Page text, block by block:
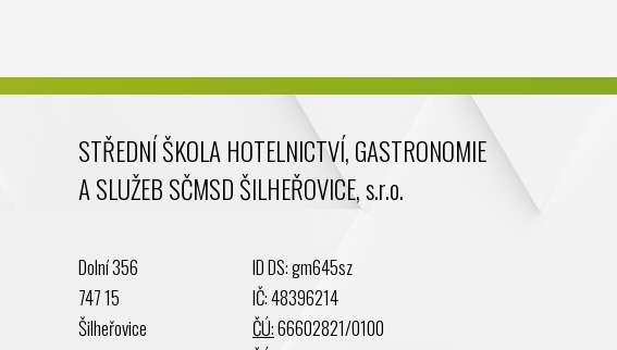
STŘEDNÍ ŠKOLA HOTELNICTVÍ, GASTRONOMIE
A SLUŽEB SČMSD ŠILHEŘOVICE, s.r.o.
Dolní 356
747 15
Šilheřovice
ID DS: gm645sz
IČ: 48396214
ČÚ:66602821/0100